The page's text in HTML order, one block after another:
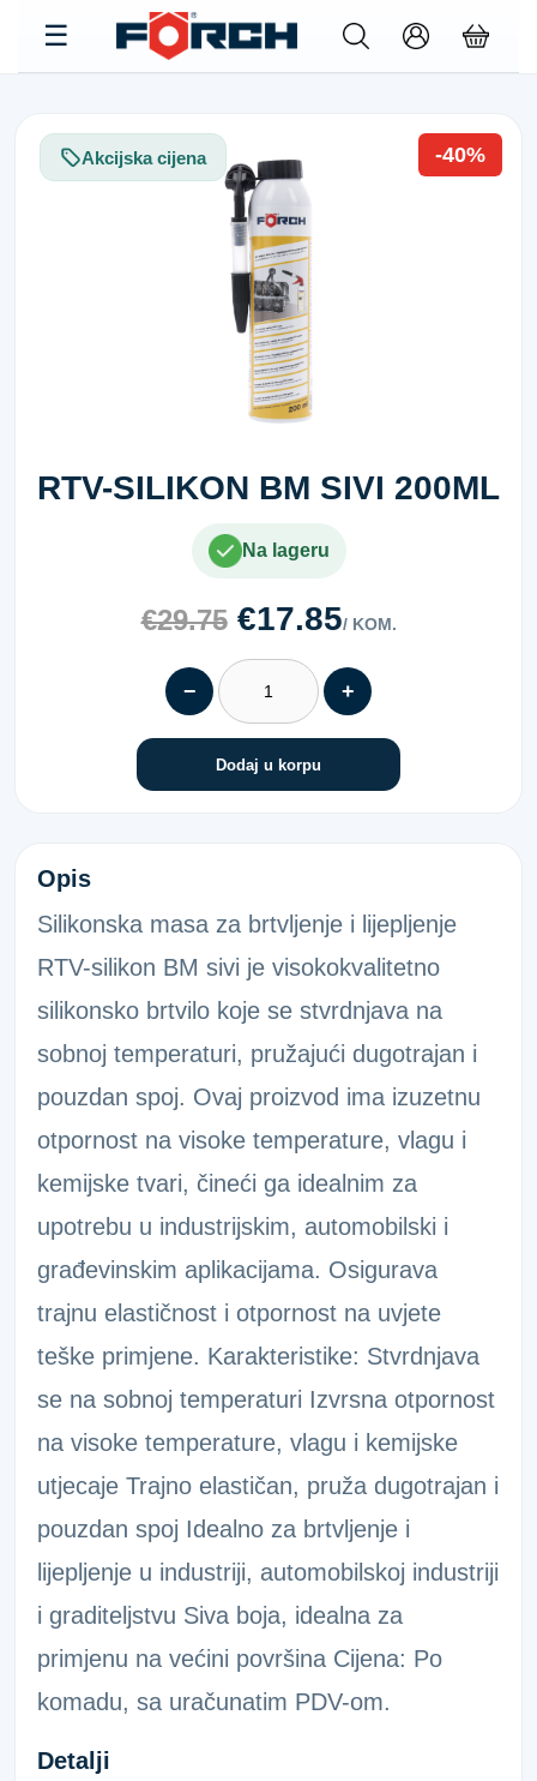
Akcijska cijena -40%
RTV-SILIKON BM SIVI 200ML
Na lageru
€29.75 €17.85/ KOM.
− +
Dodaj u korpu
RTV-SILIKON BM SIVI 200ML
Opis
Silikonska masa za brtvljenje i lijepljenje
RTV-silikon BM sivi je visokokvalitetno
silikonsko brtvilo koje se stvrdnjava na
sobnoj temperaturi, pružajući dugotrajan i
pouzdan spoj. Ovaj proizvod ima izuzetnu
otpornost na visoke temperature, vlagu i
kemijske tvari, čineći ga idealnim za
upotrebu u industrijskim, automobilski i
građevinskim aplikacijama. Osigurava
trajnu elastičnost i otpornost na uvjete
teške primjene. Karakteristike: Stvrdnjava
se na sobnoj temperaturi Izvrsna otpornost
na visoke temperature, vlagu i kemijske
utjecaje Trajno elastičan, pruža dugotrajan i
pouzdan spoj Idealno za brtvljenje i
lijepljenje u industriji, automobilskoj industriji
i graditeljstvu Siva boja, idealna za
primjenu na većini površina Cijena: Po
komadu, sa uračunatim PDV-om.
Detalji